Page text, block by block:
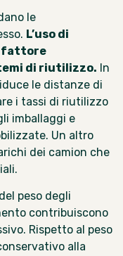
le
L’uso di
fattore
di riutilizzo. In
le distanze di
i tassi di riutilizzo
imballaggi e
Un altro
dei camion che
peso degli
contribuiscono
Rispetto al peso
alla